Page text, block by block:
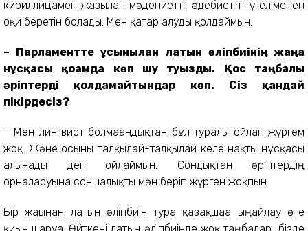
кириллицамен жазылған мәдениетті, әдебиетті түгеліменен
оқи беретін болады. Мен қатар алуды қолдаймын.
– Парламентте ұсынылған латын әліпбиінің жаңа
нұсқасы қоғамда көп шу туғызды. Қос таңбалы
әріптерді қолдамайтындар көп. Сіз қандай
пікірдесіз?
– Мен лингвист болмағандықтан бұл туралы ойлап жүргем
жоқ. Және осыны талқылай-талқылай келе нақты нұсқасы
алынады деп ойлаймын. Сондықтан әріптердің
орналасуына соншалықты мән беріп жүрген жоқпын.
Бір жағынан латын әліпбиін тура қазақшаға ыңғайлау өте
қиын шаруа. Өйткені латын әліпбиінде жоқ таңбалар бізде